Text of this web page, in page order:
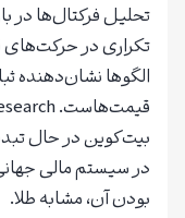
تحلیل فرکتال‌ها در
تکراری در
الگوها نشان‌دهنده
بیت‌کوین در حال
در سیستم مالی
بودن آن، مشابه طلا.